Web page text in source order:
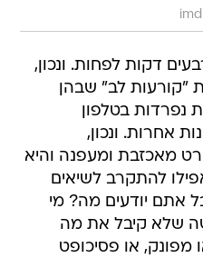
בארבעים דקות לפחות. ונכון,
"קורעות לב" שבהן
נפרדות בטלפון
אחרות. ונכון,
מאכזבת ומעפנה והיא
להתקרב לשיאים
אתם יודעים מה? מי
שלא קיבל את מה
מפונק, או פסיכופט